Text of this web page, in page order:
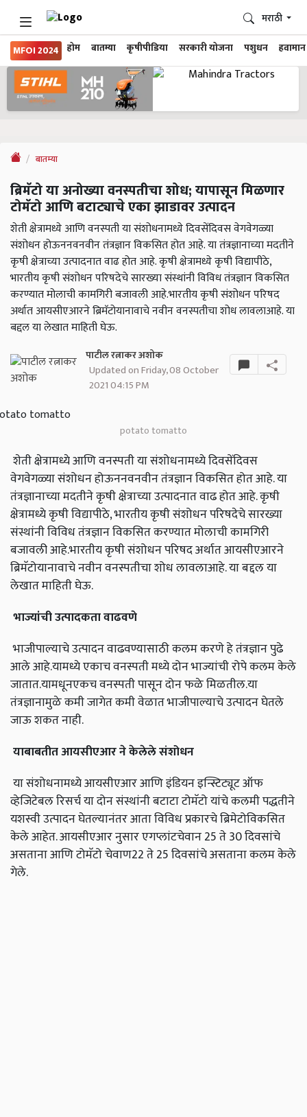
MFOI 2024 होम बातम्या कृषीपीडिया सरकारी योजना पशुधन हवामान
मराठी
बातम्या
ब्रिमॅटो या अनोख्या वनस्पतीचा शोध; यापासून मिळणार
टोमॅटो आणि बटाट्याचे एका झाडावर उत्पादन
शेती क्षेत्रामध्ये आणि वनस्पती या संशोधनामध्ये दिवसेंदिवस वेगवेगळ्या
संशोधन होऊननवनवीन तंत्रज्ञान विकसित होत आहे. या तंत्रज्ञानाच्या मदतीने
कृषी क्षेत्राच्या उत्पादनात वाढ होत आहे. कृषी क्षेत्रामध्ये कृषी विद्यापीठे,
भारतीय कृषी संशोधन परिषदेचे सारख्या संस्थांनी विविध तंत्रज्ञान विकसित
करण्यात मोलाची कामगिरी बजावली आहे.भारतीय कृषी संशोधन परिषद
अर्थात आयसीएआरने ब्रिमॅटोयानावाचे नवीन वनस्पतीचा शोध लावलाआहे. या
बद्दल या लेखात माहिती घेऊ.
पाटील रत्नाकर अशोक
Updated on Friday, 08 October
2021 04:15 PM
potato tomatto
शेती क्षेत्रामध्ये आणि वनस्पती या संशोधनामध्ये दिवसेंदिवस
वेगवेगळ्या संशोधन होऊननवनवीन तंत्रज्ञान विकसित होत आहे. या
तंत्रज्ञानाच्या मदतीने कृषी क्षेत्राच्या उत्पादनात वाढ होत आहे. कृषी
क्षेत्रामध्ये कृषी विद्यापीठे, भारतीय कृषी संशोधन परिषदेचे सारख्या
संस्थांनी विविध तंत्रज्ञान विकसित करण्यात मोलाची कामगिरी
बजावली आहे.भारतीय कृषी संशोधन परिषद अर्थात आयसीएआरने
ब्रिमॅटोयानावाचे नवीन वनस्पतीचा शोध लावलाआहे. या बद्दल या
लेखात माहिती घेऊ.
भाज्यांची उत्पादकता वाढवणे
भाजीपाल्याचे उत्पादन वाढवण्यासाठी कलम करणे हे तंत्रज्ञान पुढे
आले आहे.यामध्ये एकाच वनस्पती मध्ये दोन भाज्यांची रोपे कलम केले
जातात.यामधूनएकच वनस्पती पासून दोन फळे मिळतील.या
तंत्रज्ञानामुळे कमी जागेत कमी वेळात भाजीपाल्याचे उत्पादन घेतले
जाऊ शकत नाही.
याबाबतीत आयसीएआर ने केलेले संशोधन
या संशोधनामध्ये आयसीएआर आणि इंडियन इन्स्टिट्यूट ऑफ
व्हेजिटेबल रिसर्च या दोन संस्थांनी बटाटा टोमॅटो यांचे कलमी पद्धतीने
यशस्वी उत्पादन घेतल्यानंतर आता विविध प्रकारचे ब्रिमेटोविकसित
केले आहेत. आयसीएआर नुसार एगप्लांटचेवान 25 ते 30 दिवसांचे
असताना आणि टोमॅटो चेवाण22 ते 25 दिवसांचे असताना कलम केले
गेले.